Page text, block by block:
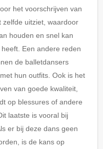
het voorschrijven van
zelfde uitziet, waardoor
houden en snel kan
Een andere reden
de balletdansers
hun outfits. Ook is het
van goede kwaliteit,
op blessures of andere
laatste is vooral bij
er bij deze dans geen
is de kans op